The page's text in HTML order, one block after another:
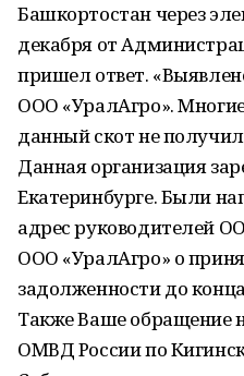
Башкортостан через
декабря от
пришел ответ.
ООО «УралАгро».
данный скот не
Данная организация
Екатеринбурге. Были
адрес руководителей
ООО «УралАгро» о
задолженности до
Также Ваше обращение
ОМВД России по